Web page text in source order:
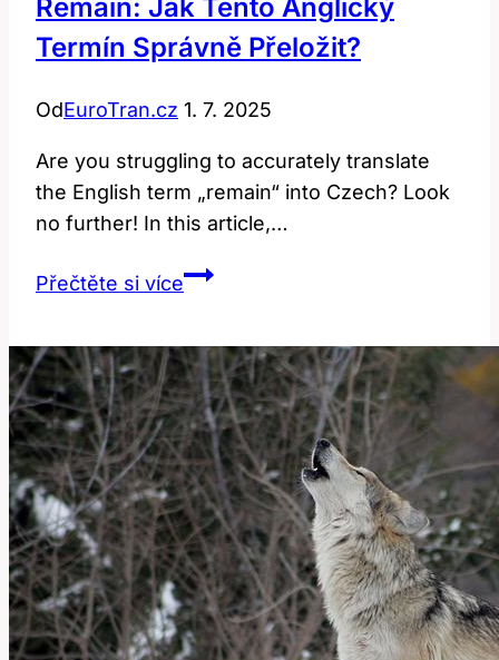
Remain: Jak Tento Anglický
Termín Správně Přeložit?
OdEuroTran.cz 1. 7. 2025
Are you struggling to accurately translate
the English term „remain“ into Czech? Look
no further! In this article,…
Přečtěte si víceRemain:
anglický
termín
správně
přeložit?